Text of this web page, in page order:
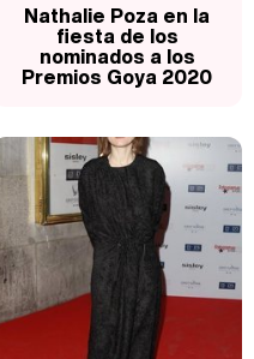
Nathalie Poza en la
fiesta de los
nominados a los
Premios Goya 2020